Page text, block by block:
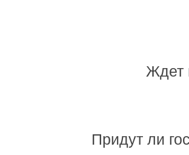
Ждет
Придут ли